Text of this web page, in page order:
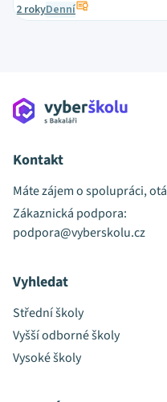
2 rokyDenní
Kontakt
Máte zájem o spolupráci,
Zákaznická podpora:
podpora@vyberskolu.cz
Vyhledat
Střední školy
Vyšší odborné školy
Vysoké školy